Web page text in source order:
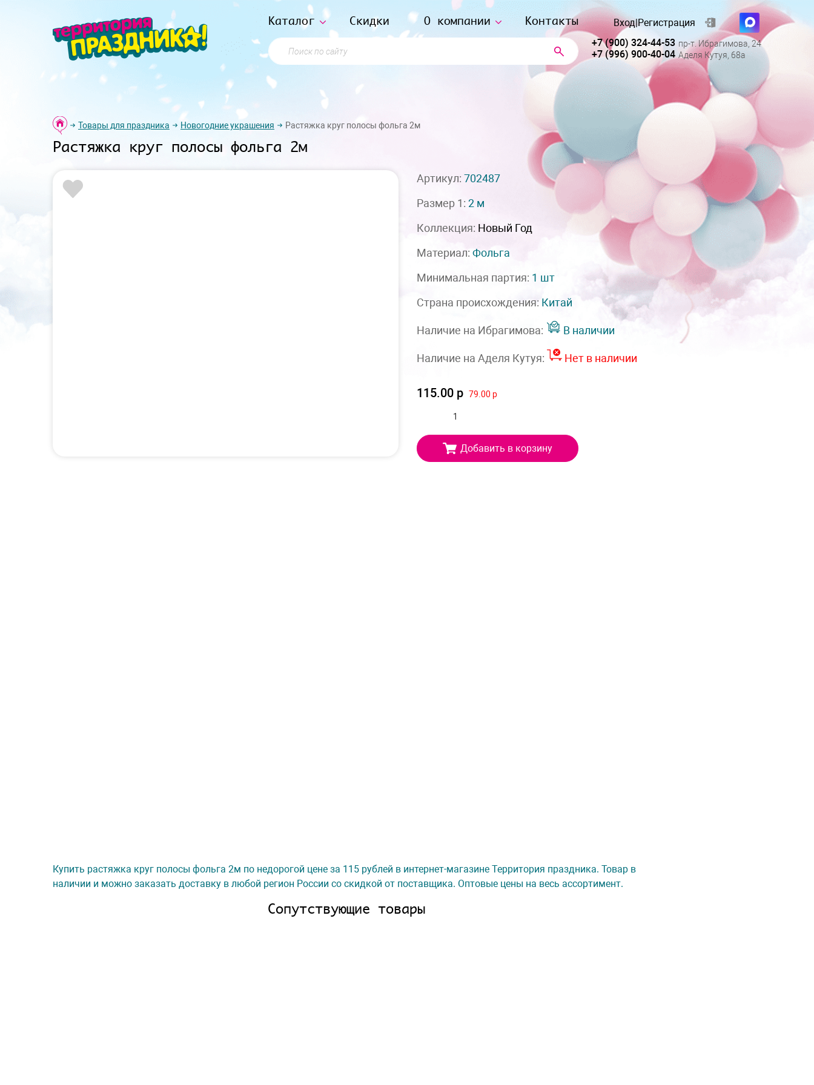
Каталог Скидки О компании Контакты
Поиск по сайту
Вход|Регистрация
+7 (900) 324-44-53 пр-т. Ибрагимова, 24
+7 (996) 900-40-04 Аделя Кутуя, 68а
Товары для праздника Новогодние украшения Растяжка круг полосы фольга 2м
Растяжка круг полосы фольга 2м
Артикул: 702487
Размер 1: 2 м
Коллекция: Новый Год
Материал: Фольга
Минимальная партия: 1 шт
Страна происхождения: Китай
Наличие на Ибрагимова: В наличии
Наличие на Аделя Кутуя: Нет в наличии
115.00 р 79.00 р
Добавить в корзину
Купить растяжка круг полосы фольга 2м по недорогой цене за 115 рублей в интернет-магазине Территория праздника. Товар в
наличии и можно заказать доставку в любой регион России со скидкой от поставщика. Оптовые цены на весь ассортимент.
Сопутствующие товары